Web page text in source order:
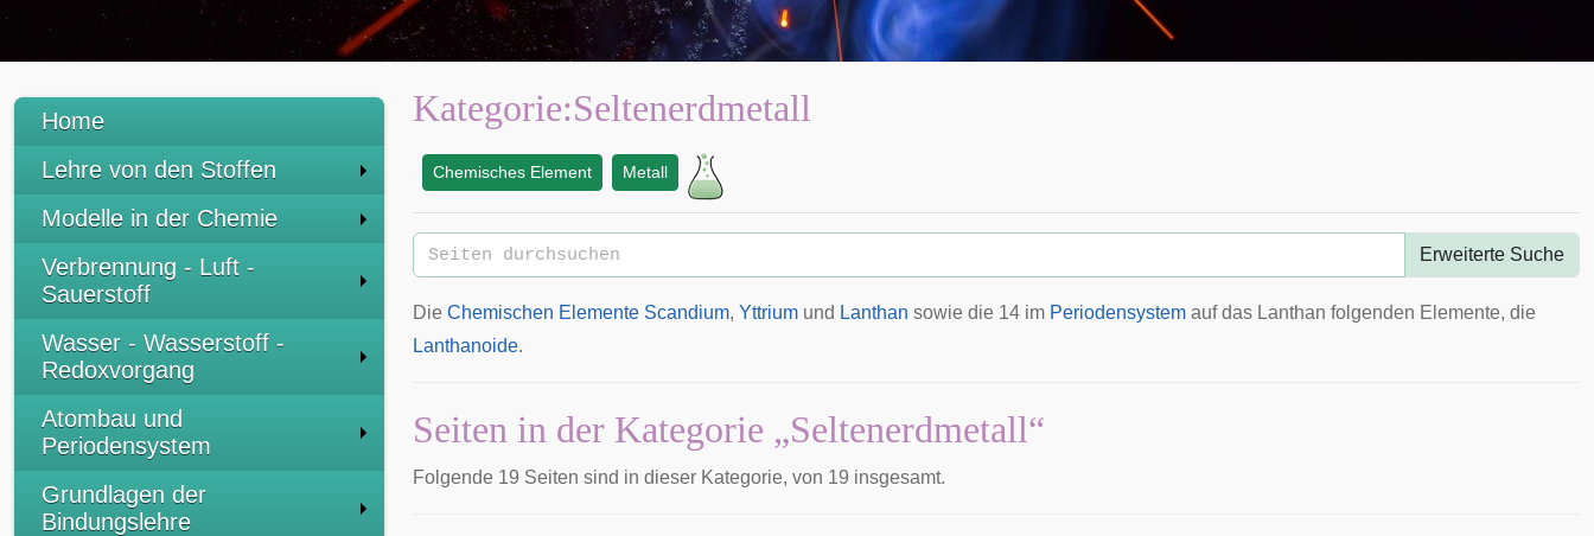
Home
Lehre von den Stoffen
Modelle in der Chemie
Verbrennung - Luft -
Sauerstoff
Wasser - Wasserstoff -
Redoxvorgang
Atombau und
Periodensystem
Grundlagen der
Bindungslehre
Kategorie:Seltenerdmetall
Chemisches Element Metall
Erweiterte Suche
Die Chemischen Elemente Scandium, Yttrium und Lanthan sowie die 14 im Periodensystem auf das Lanthan folgenden Elemente, die
Lanthanoide.
Seiten in der Kategorie „Seltenerdmetall“
Folgende 19 Seiten sind in dieser Kategorie, von 19 insgesamt.